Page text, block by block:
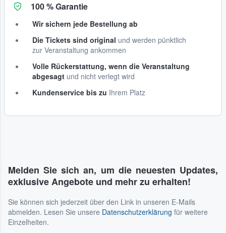
100 % Garantie
Wir sichern jede Bestellung ab
Die Tickets sind original und werden pünktlich
zur Veranstaltung ankommen
Volle Rückerstattung, wenn die Veranstaltung
abgesagt und nicht verlegt wird
Kundenservice bis zu Ihrem Platz
Melden Sie sich an, um die neuesten Updates,
exklusive Angebote und mehr zu erhalten!
Sie können sich jederzeit über den Link in unseren E-Mails
abmelden. Lesen Sie unsere Datenschutzerklärung für weitere
Einzelheiten.